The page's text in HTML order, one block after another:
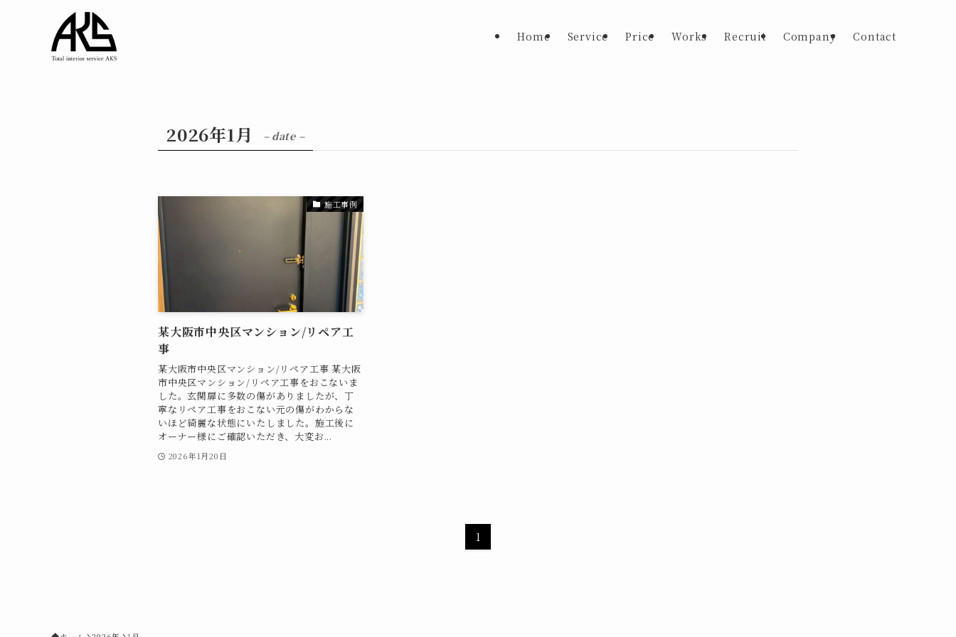
Home Service Price Works Recruit Company Contact
2026年1月 – date –
施工事例
某大阪市中央区マンション/リペア工
事
某大阪市中央区マンション/リペア工事 某大阪
市中央区マンション/リペア工事をおこないま
した。玄関扉に多数の傷がありましたが、丁
寧なリペア工事をおこない元の傷がわからな
いほど綺麗な状態にいたしました。施工後に
オーナー様にご確認いただき、大変お...
2026年1月20日
1